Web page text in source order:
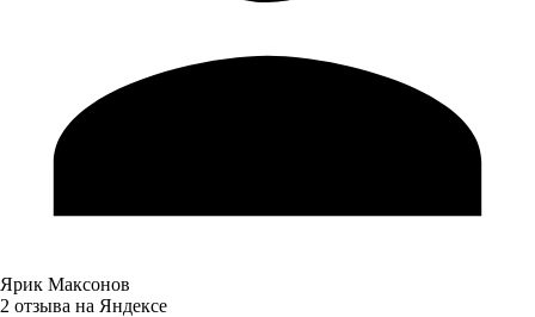
Ярик Максонов
2 отзыва на Яндексе